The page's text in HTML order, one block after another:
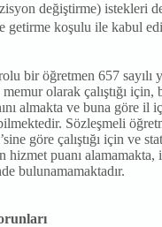
değiştirme) istekleri
getirme koşulu ile kabul
bir öğretmen 657 sayılı
memur olarak çalıştığı
almakta ve buna göre il
Sözleşmeli
göre çalıştığı için ve
hizmet puanı
bulunamamaktadır.